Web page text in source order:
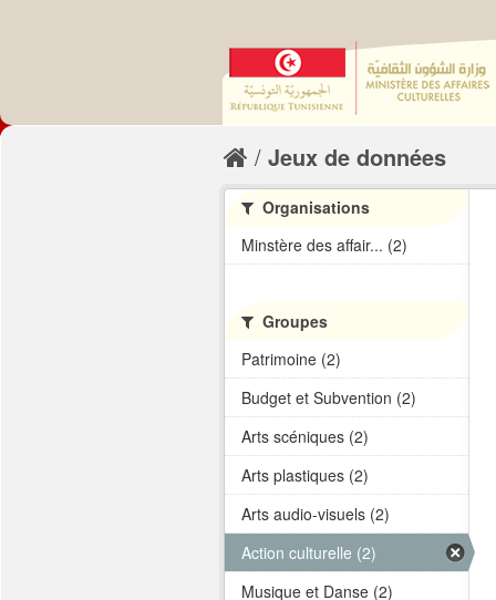
Jeux de données
Organisations
Minstère des affair... (2)
Groupes
Patrimoine (2)
Budget et Subvention (2)
Arts scéniques (2)
Arts plastiques (2)
Arts audio-visuels (2)
Action culturelle (2)
Musique et Danse (2)